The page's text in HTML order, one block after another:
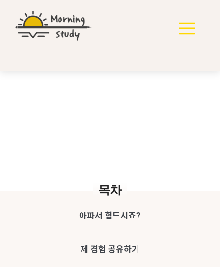
메
목차
아파서 힘드시죠?
제 경험 공유하기